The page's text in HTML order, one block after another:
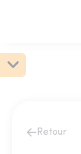
Retour